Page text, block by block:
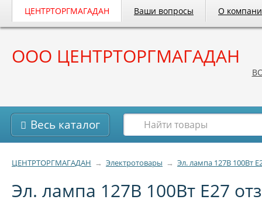
ЦЕНТРТОРГМАГАДАН Ваши вопросы О
ООО ЦЕНТРТОРГМАГАДАН
Весь каталог
ЦЕНТРТОРГМАГАДАН → Электротовары → Эл. лампа 127В 100Вт
Эл. лампа 127В 100Вт Е27